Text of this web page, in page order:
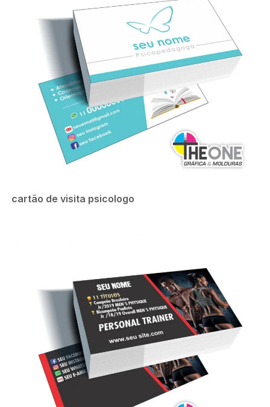
cartão de visita psicologo